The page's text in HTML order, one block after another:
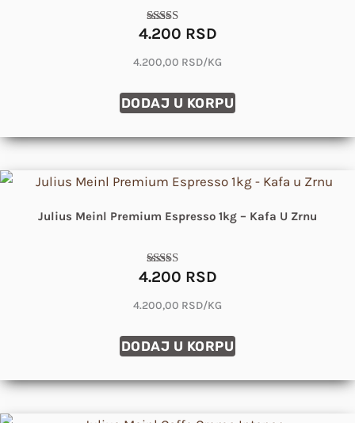
Ocenjeno
sa
od 5
4.200 RSD
4.200,00 RSD/KG
DODAJ U KORPU
Julius Meinl Premium Espresso 1kg – Kafa U Zrnu
Ocenjeno
sa
od 5
4.200 RSD
4.200,00 RSD/KG
DODAJ U KORPU